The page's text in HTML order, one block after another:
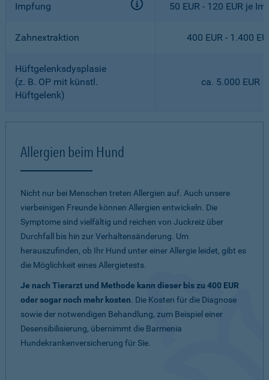
Impfung 50 EUR - 120 EUR je
Zahnextraktion 400 EUR - 1.400
Hüftgelenksdysplasie
(z. B. OP mit künstl.
Hüftgelenk)
ca. 5.000 EUR
Allergien beim Hund
Nicht nur bei Menschen treten Allergien auf. Auch unsere
vierbeinigen Freunde können Allergien entwickeln. Die
Symptome sind vielfältig und reichen von Juckreiz über
Durchfall bis hin zur Verhaltensänderung. Um
herauszufinden, ob Ihr Hund unter einer Allergie leidet, gibt es
die Möglichkeit eines Allergietests.
Je nach Tierarzt und Methode kann dieser bis zu 400 EUR
oder sogar noch mehr kosten. Die Kosten für die Diagnose
sowie der notwendigen Behandlung, zum Beispiel einer
Desensibilisierung, übernimmt die Barmenia
Hundekrankenversicherung für Sie.